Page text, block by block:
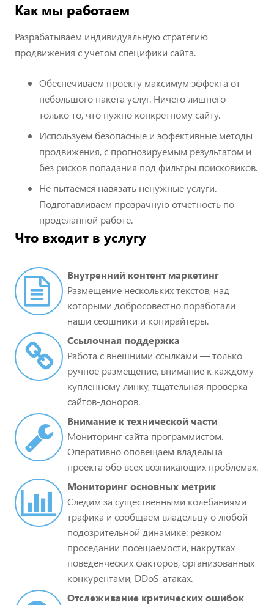
Как мы работаем
Разрабатываем индивидуальную стратегию
продвижения с учетом специфики сайта.
Обеспечиваем проекту максимум эффекта от
небольшого пакета услуг. Ничего лишнего —
только то, что нужно конкретному сайту.
Используем безопасные и эффективные методы
продвижения, с прогнозируемым результатом и
без рисков попадания под фильтры поисковиков.
Не пытаемся навязать ненужные услуги.
Подготавливаем прозрачную отчетность по
проделанной работе.
Что входит в услугу
Внутренний контент маркетинг
Размещение нескольких текстов, над
которыми добросовестно поработали
наши сеошники и копирайтеры.
Ссылочная поддержка
Работа с внешними ссылками — только
ручное размещение, внимание к каждому
купленному линку, тщательная проверка
сайтов-доноров.
Внимание к технической части
Мониторинг сайта программистом.
Оперативно оповещаем владельца
проекта обо всех возникающих проблемах.
Мониторинг основных метрик
Следим за существенными колебаниями
трафика и сообщаем владельцу о любой
подозрительной динамике: резком
проседании посещаемости, накрутках
поведенческих факторов, организованных
конкурентами, DDoS-атаках.
Отслеживание критических ошибок